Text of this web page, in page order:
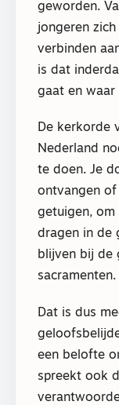
geworden.
jongeren
verbinden
is dat
gaat en
De kerkorde
Nederland
te doen. Je
ontvangen of
getuigen,
dragen in de
blijven bij de
sacramenten.
Dat is dus
een belofte
spreekt ook